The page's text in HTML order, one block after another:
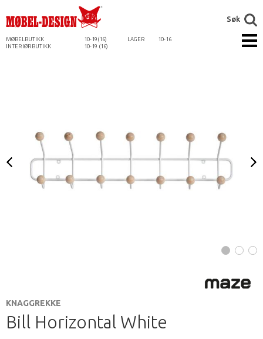
MØBELBUTIKK 10-19(16) LAGER
10-16
INTERIØRBUTIKK
10-19 (16)
Søk
KNAGGREKKE
Bill Horizontal White